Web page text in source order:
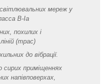
мереж у
В-Ia
похилих і
(трас)
до вібрації.
приміщеннях
напівповерхах,